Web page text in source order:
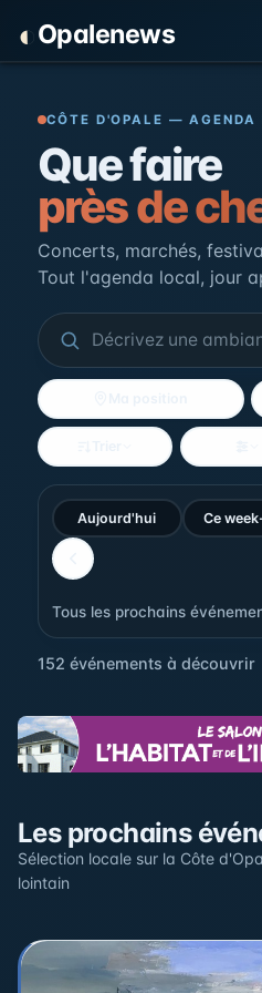
◐ Opalenews
Opalenews —
CÔTE D'OPALE — AGENDA
Que faire
près de
Concerts, marchés,
Tout l'agenda local, jour
Aujourd'hui Ce
Tous les prochains
152 événements à découvrir
Cliquez sur un pin pour voir
en accueillent plusieurs sont
2
22
+
−
Les prochains
Sélection locale sur la Côte
lointain